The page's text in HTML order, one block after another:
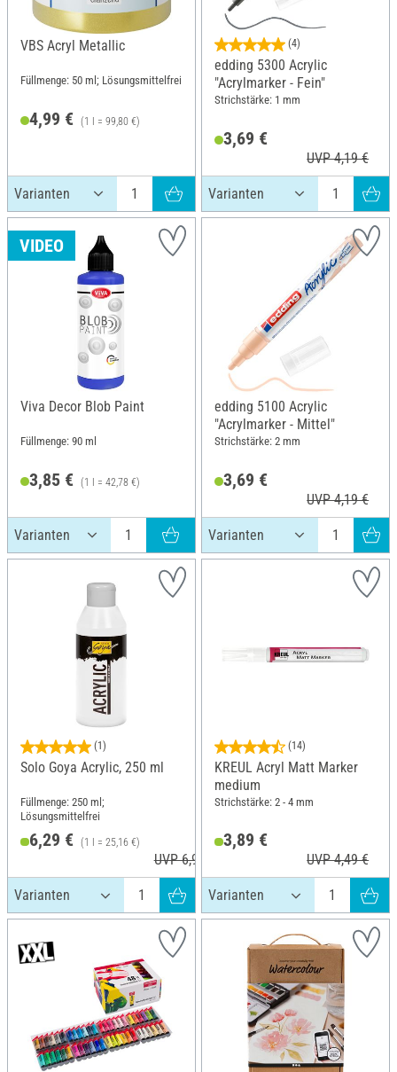
VBS Acryl Metallic
Füllmenge: 50 ml; Lösungsmittelfrei
4,99 € (1 l = 99,80 €)
(4)
edding 5300 Acrylic
"Acrylmarker - Fein"
Strichstärke: 1 mm
3,69 €
UVP 4,19 €
VIDEO
Viva Decor Blob Paint
Füllmenge: 90 ml
3,85 € (1 l = 42,78 €)
edding 5100 Acrylic
"Acrylmarker - Mittel"
Strichstärke: 2 mm
3,69 €
UVP 4,19 €
(1)
Solo Goya Acrylic, 250 ml
Füllmenge: 250 ml;
Lösungsmittelfrei
6,29 € (1 l = 25,16 €)
UVP 6,99 €
(14)
KREUL Acryl Matt Marker
medium
Strichstärke: 2 - 4 mm
3,89 €
UVP 4,49 €